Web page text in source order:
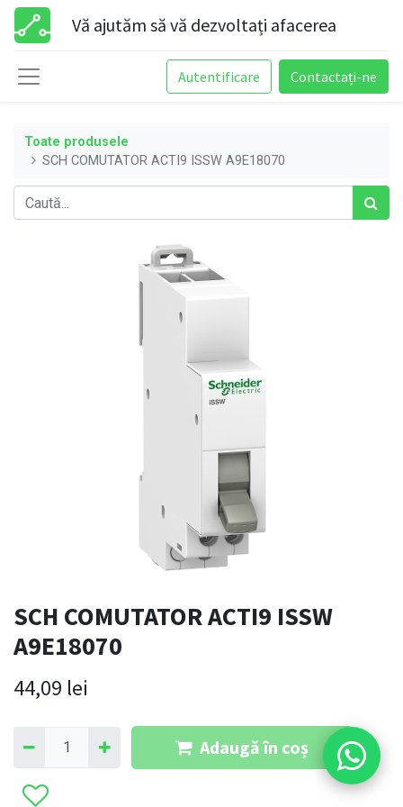
Vă ajutăm să vă dezvoltați afacerea
Autentificare Contactați-ne
Toate produsele
SCH COMUTATOR ACTI9 ISSW A9E18070
SCH COMUTATOR ACTI9 ISSW
A9E18070
44,09 lei
Adaugă în coș